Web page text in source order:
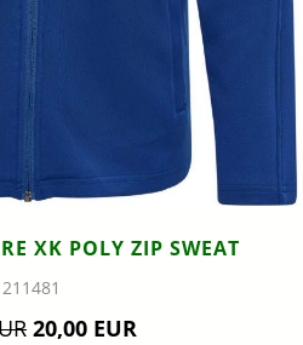
XK POLY ZIP SWEAT
211481
20,00 EUR